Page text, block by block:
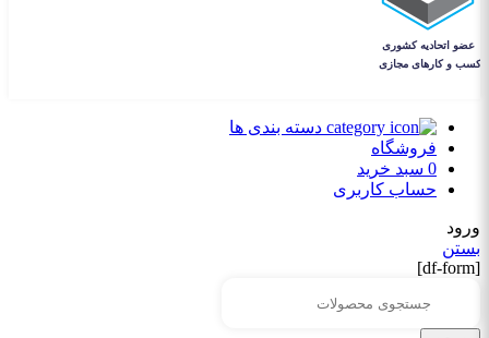
دسته بندی ها
فروشگاه
0 سبد خرید
حساب کاربری
ورود
بستن
[df-form]